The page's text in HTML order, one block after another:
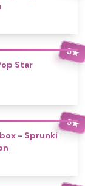
5★
Star
5★
- Sprunki